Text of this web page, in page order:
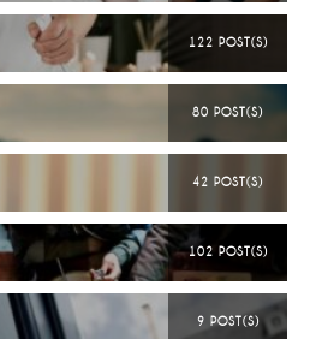
122 POST(S)
80 POST(S)
42 POST(S)
102 POST(S)
9 POST(S)